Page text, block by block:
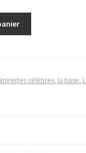
célèbres, la base,